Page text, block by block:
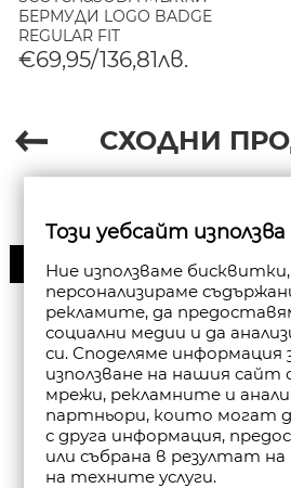
БЕРМУДИ LOGO BADGE
REGULAR FIT
SWEATSHORTS - OIL
GREEN
€69,95/136,81лв.
СХОДНИ
50%
Този уебсайт
Ние използваме бисквитки,
персонализираме
рекламите, да
социални медии и да
си. Споделяме
използване на нашия сайт
мрежи, рекламните и
партньори, които могат
с друга информация,
или събрана в резултат
на техните услуги.